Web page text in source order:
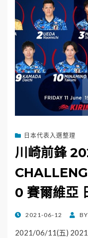
日本代表入選整理
川崎前鋒
0 賽爾維亞
POSTED
2021-06-12 BY
2021/06/11(五)